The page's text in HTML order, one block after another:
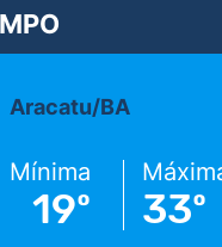
Aracatu/BA
Mínima
19º 33º